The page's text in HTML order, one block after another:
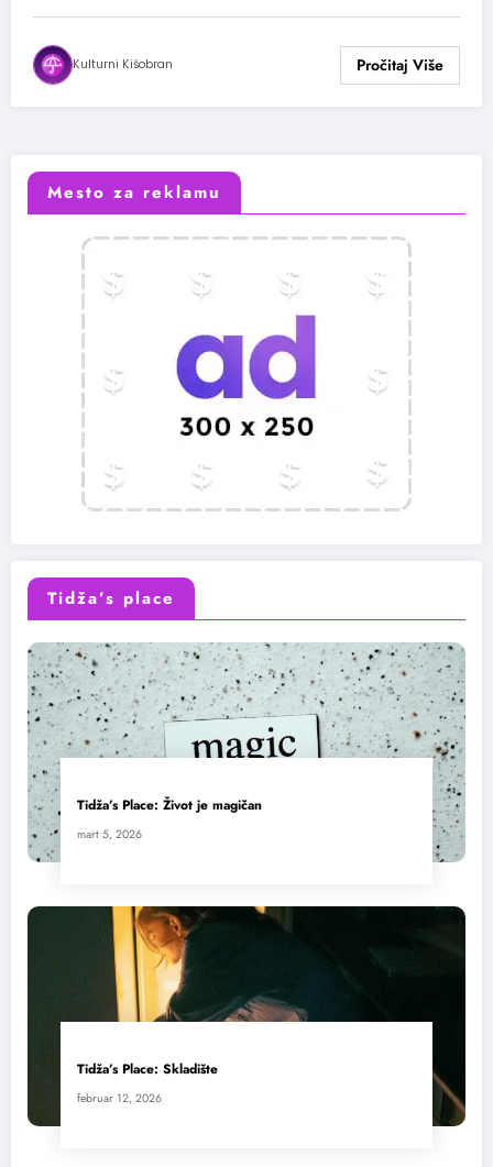
Kulturni Kišobran
Mesto za reklamu
Tidža’s place
Tidža’s Place: Život je magičan
mart 5, 2026
Tidža’s Place: Skladište
februar 12, 2026